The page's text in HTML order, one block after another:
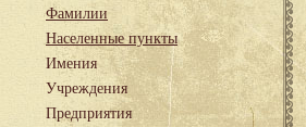
Фамилии
Населенные пункты
Имения
Учреждения
Предприятия